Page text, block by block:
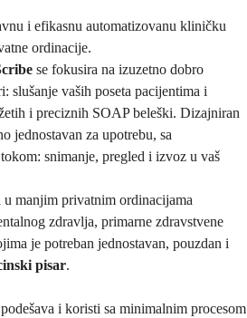
i efikasnu automatizovanu kliničku
ordinacije.
se fokusira na izuzetno dobro
slušanje vaših poseta pacijentima i
i preciznih SOAP beleški. Dizajniran
jednostavan za upotrebu, sa
snimanje, pregled i izvoz u vaš
manjim privatnim ordinacijama
zdravlja, primarne zdravstvene
je potreban jednostavan, pouzdan i
pisar.
i koristi sa minimalnim procesom